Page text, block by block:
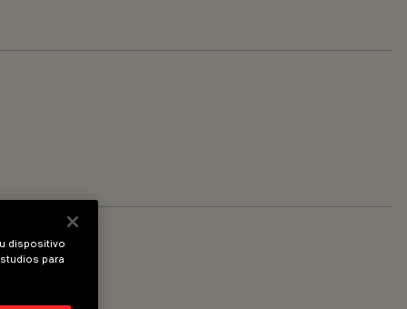
dispositivo
para